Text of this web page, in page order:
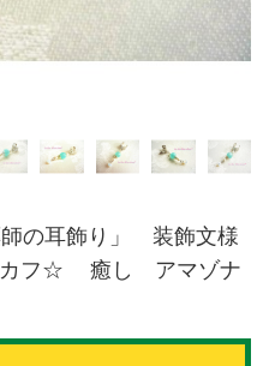
師の耳飾り」 装飾文様
カフ☆ 癒し アマゾナ